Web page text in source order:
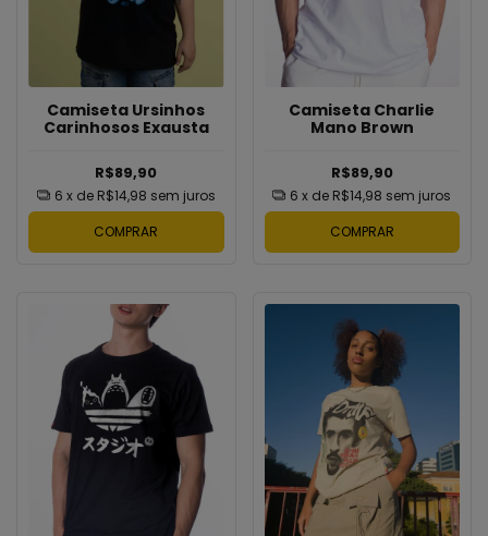
Camiseta Ursinhos
Carinhosos Exausta
R$89,90
6 x de R$14,98 sem juros
COMPRAR
Camiseta Charlie
Mano Brown
R$89,90
6 x de R$14,98 sem juros
COMPRAR